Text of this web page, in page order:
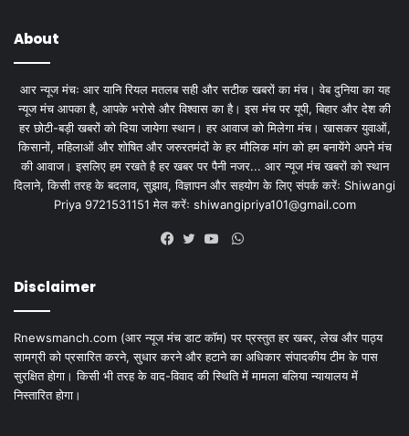
About
आर न्यूज मंचः आर यानि रियल मतलब सही और सटीक खबरों का मंच। वेब दुनिया का यह
न्यूज मंच आपका है, आपके भरोसे और विश्वास का है। इस मंच पर यूपी, बिहार और देश की
हर छोटी-बड़ी खबरों को दिया जायेगा स्थान। हर आवाज को मिलेगा मंच। खासकर युवाओं,
किसानों, महिलाओं और शोषित और जरुरतमंदों के हर मौलिक मांग को हम बनायेंगे अपने मंच
की आवाज। इसलिए हम रखते है हर खबर पर पैनी नजर... आर न्यूज मंच खबरों को स्थान
दिलाने, किसी तरह के बदलाव, सुझाव, विज्ञापन और सहयोग के लिए संपर्क करेंः Shiwangi
Priya 9721531151 मेल करेंः shiwangipriya101@gmail.com
WhatsApp
Disclaimer
Rnewsmanch.com (आर न्यूज मंच डाट काॅम) पर प्रस्तुत हर खबर, लेख और पाठ्य
सामग्री को प्रसारित करने, सुधार करने और हटाने का अधिकार संपादकीय टीम के पास
सुरक्षित होगा। किसी भी तरह के वाद-विवाद की स्थिति में मामला बलिया न्यायालय में
निस्तारित होगा।